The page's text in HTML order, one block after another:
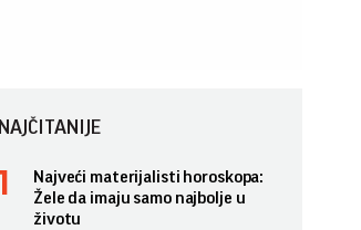
NAJČITANIJE
Najveći materijalisti horoskopa:
Žele da imaju samo najbolje u
životu